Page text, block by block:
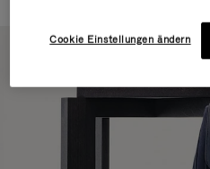
Cookie Einstellungen ändern